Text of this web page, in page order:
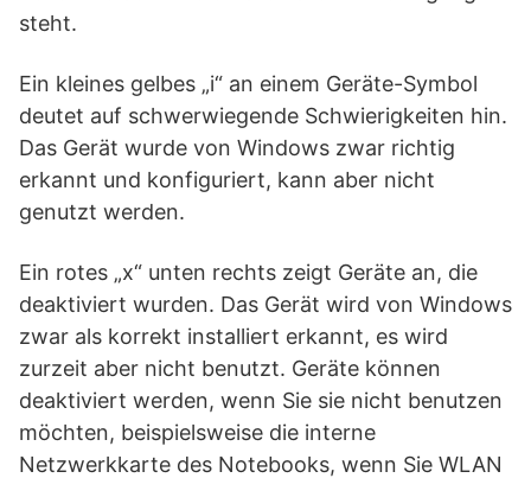
steht.
Ein kleines gelbes „i“ an einem Geräte-Symbol
deutet auf schwerwiegende Schwierigkeiten hin.
Das Gerät wurde von Windows zwar richtig
erkannt und konfiguriert, kann aber nicht
genutzt werden.
Ein rotes „x“ unten rechts zeigt Geräte an, die
deaktiviert wurden. Das Gerät wird von Windows
zwar als korrekt installiert erkannt, es wird
zurzeit aber nicht benutzt. Geräte können
deaktiviert werden, wenn Sie sie nicht benutzen
möchten, beispielsweise die interne
Netzwerkkarte des Notebooks, wenn Sie WLAN